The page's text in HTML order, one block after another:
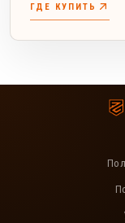
ГДЕ КУПИТЬ